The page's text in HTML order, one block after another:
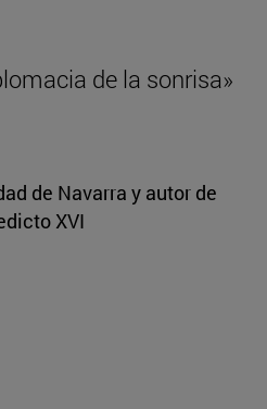
de la sonrisa»
de Navarra y autor de
XVI